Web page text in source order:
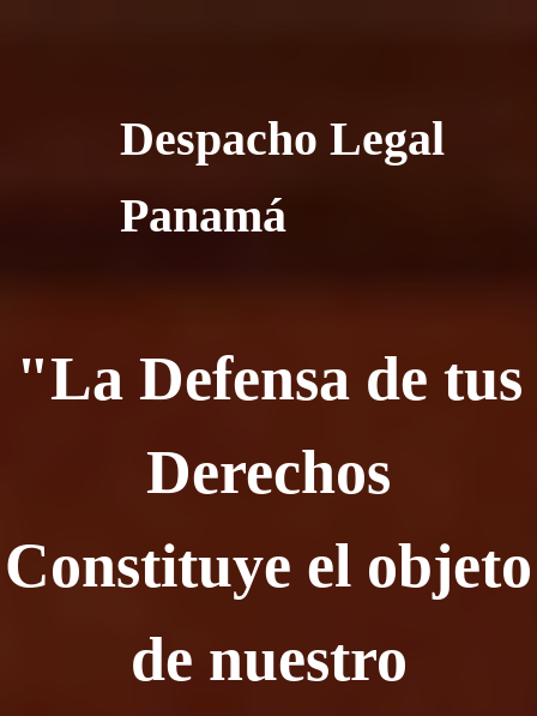
Despacho Legal
Panamá
"La Defensa de tus
Derechos
Constituye el objeto
de nuestro